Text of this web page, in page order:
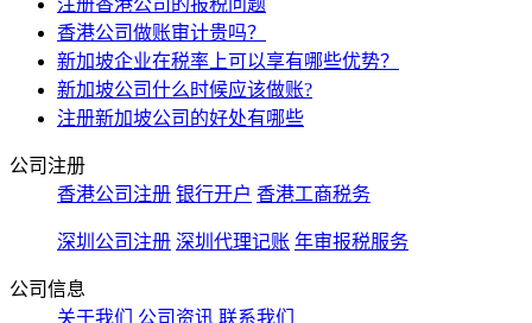
香港公司做账审计贵吗？
新加坡企业在税率上可以享有哪些优势？
新加坡公司什么时候应该做账?
注册新加坡公司的好处有哪些
公司注册
香港公司注册 银行开户 香港工商税务
深圳公司注册 深圳代理记账 年审报税服务
公司信息
关于我们
公司资讯 联系我们